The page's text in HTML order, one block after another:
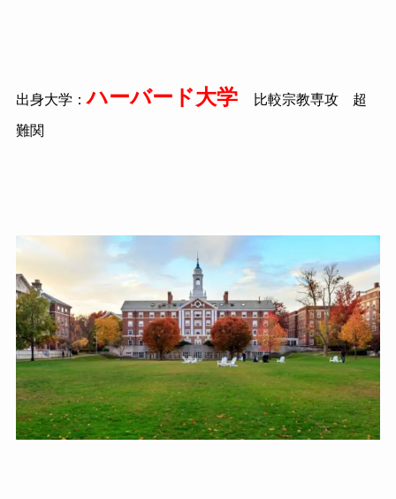
出身大学：ハーバード大学 比較宗教専攻 超
難関